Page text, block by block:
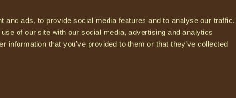
and ads, to provide social media features and to analyse our traffic.
of our site with our social media, advertising and analytics
information that you’ve provided to them or that they’ve collected